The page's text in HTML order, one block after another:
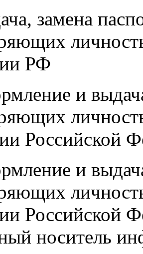
замена
РФ
и выдача
Российской
и выдача
Российской
носитель